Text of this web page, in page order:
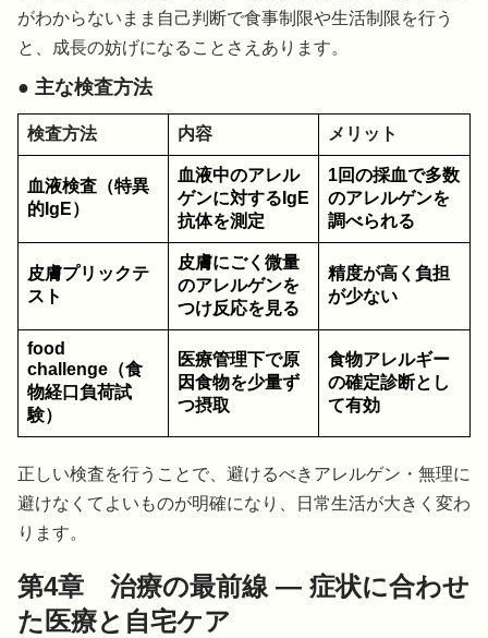
がわからないまま自己判断で食事制限や生活制限を行う
と、成長の妨げになることさえあります。
● 主な検査方法
検査方法 内容 メリット
血液検査（特異
的IgE）
血液中のアレル
ゲンに対するIgE
抗体を測定
1回の採血で多数
のアレルゲンを
調べられる
皮膚プリックテ
スト
皮膚にごく微量
のアレルゲンを
つけ反応を見る
精度が高く負担
が少ない
food
challenge（食
物経口負荷試
験）
医療管理下で原
因食物を少量ず
つ摂取
食物アレルギー
の確定診断とし
て有効
正しい検査を行うことで、避けるべきアレルゲン・無理に
避けなくてよいものが明確になり、日常生活が大きく変わ
ります。
第4章 治療の最前線 ― 症状に合わせ
た医療と自宅ケア